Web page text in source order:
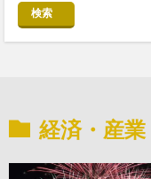
検索
経済・産業